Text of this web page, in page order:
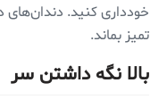
خودداری کنید. دندان‌های
تمیز بماند.
بالا نگه داشتن سر